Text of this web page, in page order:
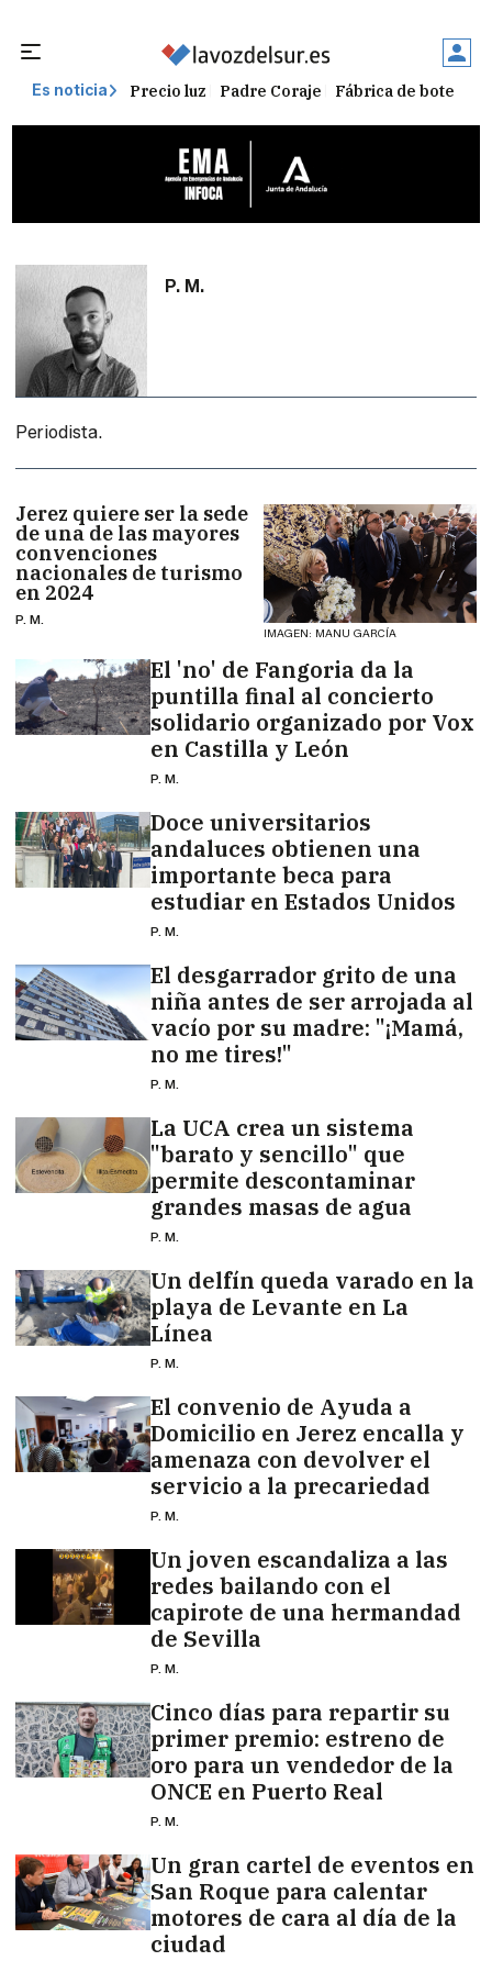
Es noticia Precio luz Padre Coraje Fábrica de botellas
P. M.
Periodista.
IMAGEN: MANU GARCÍA
Jerez quiere ser la sede
de una de las mayores
convenciones
nacionales de turismo
en 2024
P. M.
El 'no' de Fangoria da la
puntilla final al concierto
solidario organizado por Vox
en Castilla y León
P. M.
Doce universitarios
andaluces obtienen una
importante beca para
estudiar en Estados Unidos
P. M.
El desgarrador grito de una
niña antes de ser arrojada al
vacío por su madre: "¡Mamá,
no me tires!"
P. M.
La UCA crea un sistema
"barato y sencillo" que
permite descontaminar
grandes masas de agua
P. M.
Un delfín queda varado en la
playa de Levante en La
Línea
P. M.
El convenio de Ayuda a
Domicilio en Jerez encalla y
amenaza con devolver el
servicio a la precariedad
P. M.
Un joven escandaliza a las
redes bailando con el
capirote de una hermandad
de Sevilla
P. M.
Cinco días para repartir su
primer premio: estreno de
oro para un vendedor de la
ONCE en Puerto Real
P. M.
Un gran cartel de eventos en
San Roque para calentar
motores de cara al día de la
ciudad